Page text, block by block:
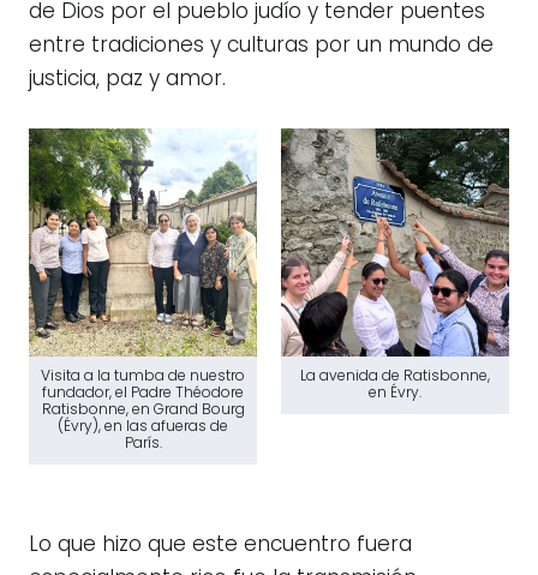
de Dios por el pueblo judío y tender puentes
entre tradiciones y culturas por un mundo de
justicia, paz y amor.
Visita a la tumba de nuestro
fundador, el Padre Théodore
Ratisbonne, en Grand Bourg
(Évry), en las afueras de
París.
La avenida de Ratisbonne,
en Évry.
Lo que hizo que este encuentro fuera